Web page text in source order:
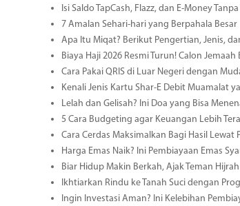
Isi Saldo TapCash, Flazz, dan E-Money
7 Amalan Sehari-hari yang Berpahala Besar
Apa Itu Miqat? Berikut Pengertian, Jenis,
Biaya Haji 2026 Resmi Turun! Calon Jemaah
Cara Pakai QRIS di Luar Negeri dengan
Kenali Jenis Kartu Shar-E Debit Muamalat
Lelah dan Gelisah? Ini Doa yang Bisa
5 Cara Budgeting agar Keuangan Lebih
Cara Cerdas Maksimalkan Bagi Hasil Lewat
Harga Emas Naik? Ini Pembiayaan Emas
Biar Hidup Makin Berkah, Ajak Teman
Ikhtiarkan Rindu ke Tanah Suci dengan
Ingin Investasi Aman? Ini Kelebihan